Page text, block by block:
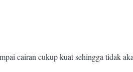
cairan cukup kuat sehingga tidak